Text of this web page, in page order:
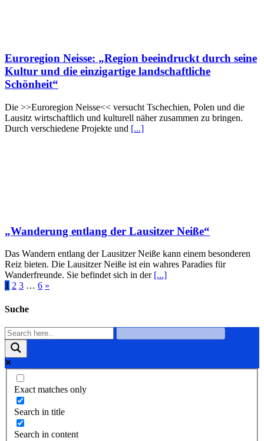
Euroregion Neisse: „Region beeindruckt durch seine
Kultur und die einzigartige landschaftliche
Schönheit“
Die >>Euroregion Neisse<< versucht Tschechien, Polen und die
Lausitz wirtschaftlich und kulturell näher zusammen zu bringen.
Durch verschiedene Projekte und [...]
„Wanderung entlang der Lausitzer Neiße“
Das Wandern entlang der Lausitzer Neiße kann einem besonderen
Reiz bieten. Die Lausitzer Neiße ist ein wahres Paradies für
Wanderfreunde. Sie befindet sich in der [...]
1 2 3 … 6 »
Suche
Exact matches only
Search in title
Search in content